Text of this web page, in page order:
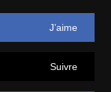
J’aime
Suivre